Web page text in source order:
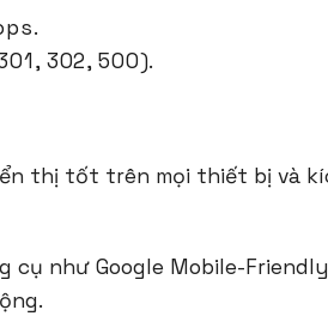
302, 500).
thị tốt trên mọi thiết bị và
cụ như Google Mobile-